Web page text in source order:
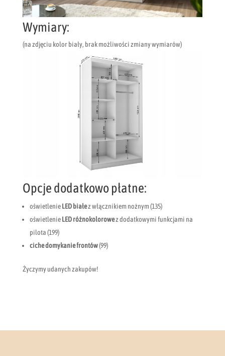
Wymiary:
(na zdjęciu kolor biały, brak możliwości zmiany wymiarów)
Opcje dodatkowo płatne:
oświetlenieLED białez włącznikiem nożnym (135)
oświetlenieLED różnokolorowez dodatkowymi funkcjami na
pilota (199)
ciche domykanie frontów(99)
Życzymy udanych zakupów!